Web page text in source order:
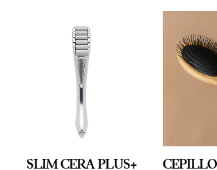
CEPILLO DE PELO DE BAMBOO RECICLADO